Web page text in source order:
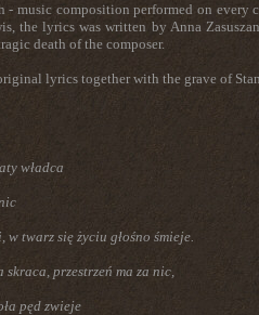
- music composition performed on
the lyrics was written by Anna
death of the composer.
lyrics together with the grave of
władca
w twarz się życiu głośno śmieje.
skraca, przestrzeń ma za nic,
pęd zwieje